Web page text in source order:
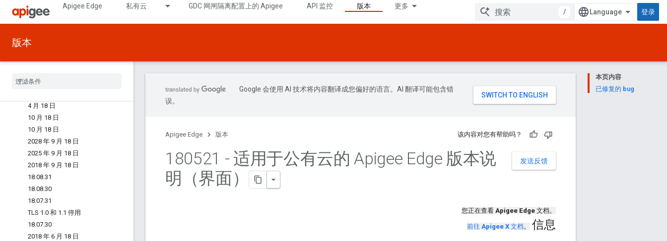
Apigee Edge 私有云 GDC 网闸隔离配置上的 Apigee API 监控 版本 更多
/ 登录
版本
2025 年 3 月 19 日
19.03.01（具有更新功能的 API 管
理/运行时）
2019 年 2 月 19 日
19.01
4 月 18 日
10 月 18 日
10 月 18 日
2028 年 9 月 18 日
2025 年 9 月 18 日
2018 年 9 月 18 日
18.08.31
18.08.30
18.07.31
TLS 1 .0 和 1 .1 停用
18.07.30
2018 年 6 月 18 日
本页内容
已修复的 bug
Google 会使用 AI 技术将内容翻译成您偏好的语言。AI 翻译可能包含错
误。
Apigee Edge 版本 该内容对您有帮助吗？
发送反馈
180521 - 适用于公有云的 Apigee Edge 版本说
明（界面）
您正在查看 Apigee Edge 文档。
前往 Apigee X 文档。 信息